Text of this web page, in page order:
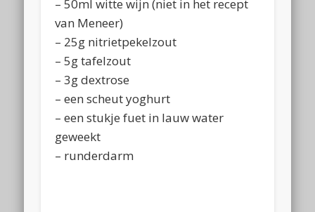
– 50ml witte wijn (niet in het recept
van Meneer)
– 25g nitrietpekelzout
– 5g tafelzout
– 3g dextrose
– een scheut yoghurt
– een stukje fuet in lauw water
geweekt
– runderdarm